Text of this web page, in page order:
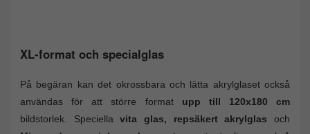
XL-format och specialglas
På begäran kan det okrossbara och lätta akrylglaset också
användas för att större format upp till 120x180 cm
bildstorlek. Speciellavita glas, repsäkert akrylglas och